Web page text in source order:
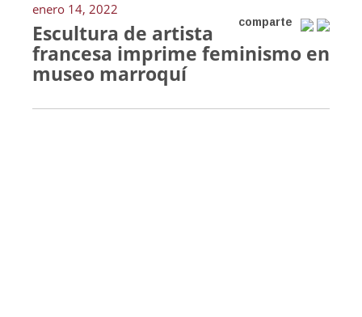
enero 14, 2022
comparte
Escultura de artista
francesa imprime feminismo en
museo marroquí